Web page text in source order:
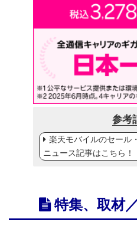
参考
楽天モバイルのセール
ニュース記事はこちら！
特集、取材